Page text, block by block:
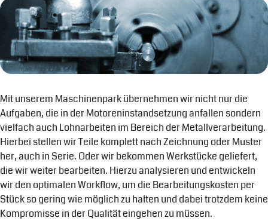
Mit unserem Maschinenpark übernehmen wir nicht nur die
Aufgaben, die in der Motoreninstandsetzung anfallen sondern
vielfach auch Lohnarbeiten im Bereich der Metallverarbeitung.
Hierbei stellen wir Teile komplett nach Zeichnung oder Muster
her, auch in Serie. Oder wir bekommen Werkstücke geliefert,
die wir weiter bearbeiten. Hierzu analysieren und entwickeln
wir den optimalen Workflow, um die Bearbeitungskosten per
Stück so gering wie möglich zu halten und dabei trotzdem keine
Kompromisse in der Qualität eingehen zu müssen.